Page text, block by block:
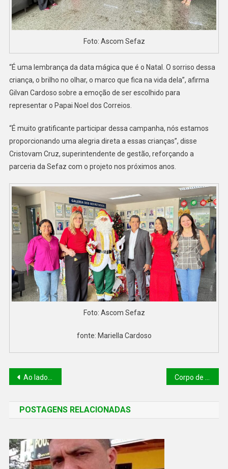
Foto: Ascom Sefaz
“É uma lembrança da data mágica que é o Natal. O sorriso dessa
criança, o brilho no olhar, o marco que fica na vida dela”, afirma
Gilvan Cardoso sobre a emoção de ser escolhido para
representar o Papai Noel dos Correios.
“É muito gratificante participar dessa campanha, nós estamos
proporcionando uma alegria direta a essas crianças”, disse
Cristovam Cruz, superintendente de gestão, reforçando a
parceria da Sefaz com o projeto nos próximos anos.
Foto: Ascom Sefaz
fonte: Mariella Cardoso
Ao lado do presidente Lula, Rafael Fonteles destaca impacto da redução de quase 80% no custo da Carteira de Habilitação
POSTAGENS RELACIONADAS